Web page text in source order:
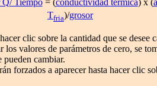
Tiempo= (conductividad térmica) x (
Tfria)/grosor
clic sobre la cantidad que se desee
los valores de parámetros de cero, se
pueden cambiar.
forzados a aparecer hasta hacer clic